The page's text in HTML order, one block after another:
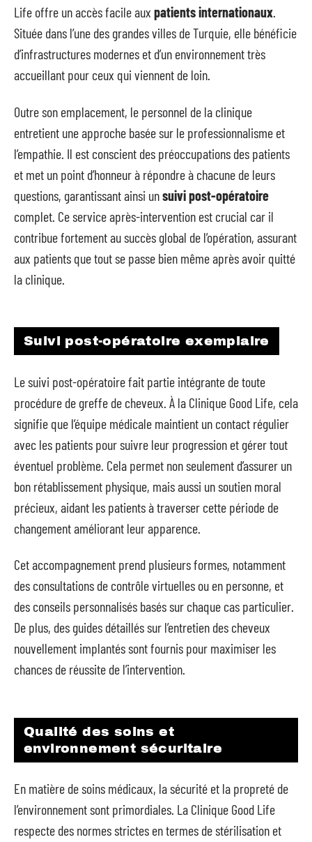
Life offre un accès facile aux patients internationaux.
Située dans l’une des grandes villes de Turquie, elle bénéficie
d’infrastructures modernes et d’un environnement très
accueillant pour ceux qui viennent de loin.
Outre son emplacement, le personnel de la clinique
entretient une approche basée sur le professionnalisme et
l’empathie. Il est conscient des préoccupations des patients
et met un point d’honneur à répondre à chacune de leurs
questions, garantissant ainsi unsuivi post-opératoire
complet. Ce service après-intervention est crucial car il
contribue fortement au succès global de l’opération, assurant
aux patients que tout se passe bien même après avoir quitté
la clinique.
Suivi post-opératoire exemplaire
Le suivi post-opératoire fait partie intégrante de toute
procédure de greffe de cheveux. À la Clinique Good Life, cela
signifie que l’équipe médicale maintient un contact régulier
avec les patients pour suivre leur progression et gérer tout
éventuel problème. Cela permet non seulement d’assurer un
bon rétablissement physique, mais aussi un soutien moral
précieux, aidant les patients à traverser cette période de
changement améliorant leur apparence.
Cet accompagnement prend plusieurs formes, notamment
des consultations de contrôle virtuelles ou en personne, et
des conseils personnalisés basés sur chaque cas particulier.
De plus, des guides détaillés sur l’entretien des cheveux
nouvellement implantés sont fournis pour maximiser les
chances de réussite de l’intervention.
Qualité des soins et
environnement sécuritaire
En matière de soins médicaux, la sécurité et la propreté de
l’environnement sont primordiales. La Clinique Good Life
respecte des normes strictes en termes de stérilisation et